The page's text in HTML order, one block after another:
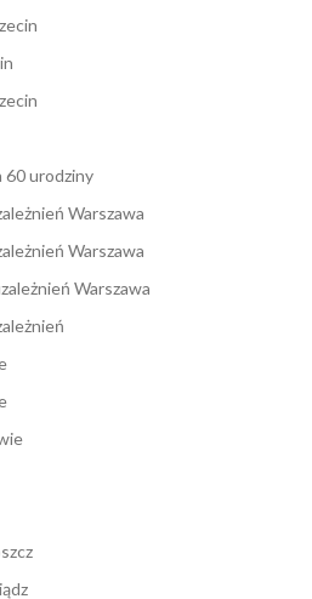
60 urodziny
Warszawa
Warszawa
Warszawa